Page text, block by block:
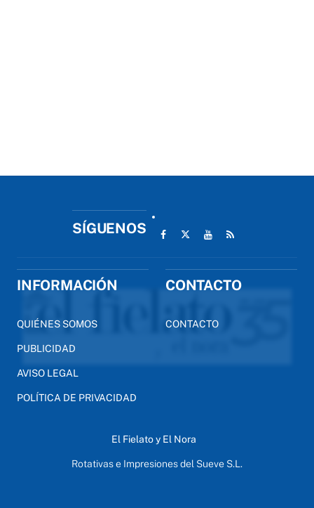
SÍGUENOS
INFORMACIÓN
QUIÉNES SOMOS
PUBLICIDAD
AVISO LEGAL
POLÍTICA DE PRIVACIDAD
CONTACTO
CONTACTO
El Fielato y El Nora
Rotativas e Impresiones del Sueve S.L.